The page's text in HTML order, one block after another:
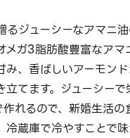
るジューシーなアマニ
メガ3脂肪酸豊富なアマ
み、香ばしいアーモン
立てます。ジューシー
れるので、新婚生活の
冷蔵庫で冷やすことで